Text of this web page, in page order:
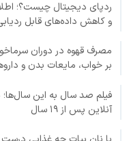
ردپای دیجیتال چیست؟؛
و کاهش داده‌های قابل
مصرف قهوه در دوران
بر خواب، مایعات بدن و
فیلم صد سال به این سال‌ها؛
آنلاین پس از ۱۹ سال